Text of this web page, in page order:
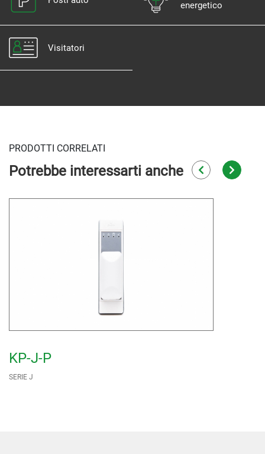
energetico
Visitatori
PRODOTTI CORRELATI
Potrebbe interessarti anche
KP-J-P
SERIE J